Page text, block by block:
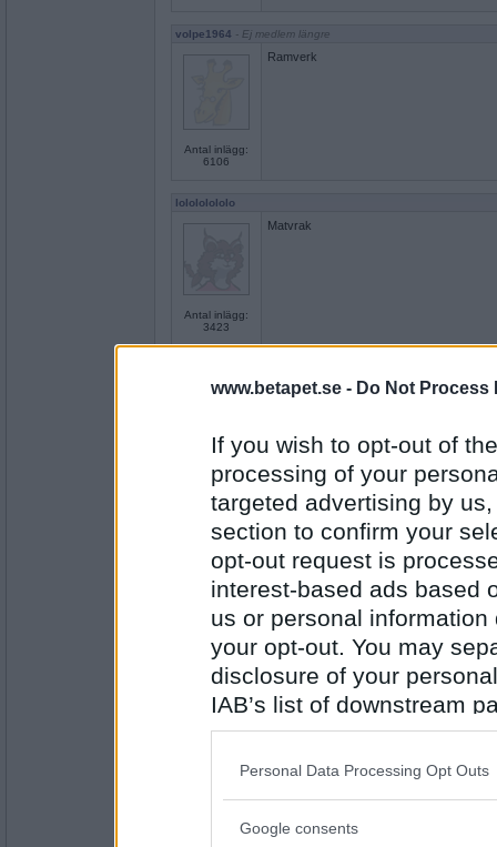
www.betapet.se - Do Not Process
If you wish to opt-out of
processing of your
targeted advertising by
section to confirm your
opt-out request is
interest-based ads based
us or personal
your opt-out. You may
disclosure of your
IAB’s list of downstream
also be disclosed by us
Downstream Participants
Please note that this
Personal Data Processing Opt Outs
Google consents
volpe1964 - Ej medlem längre
Antal inlägg:
6106
Ramverk
lolololololo
Antal inlägg:
3423
Matvrak
Antal inlägg:
Barmark
volpe1964- Ej medlem längre
Antal inlägg:
6106
Kammare
lolololololo